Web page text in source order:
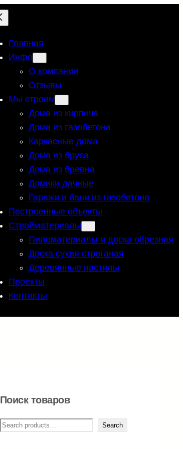
Главная
Инфо
О компании
Отзывы
Мы строим
Дома из кирпича
Дома из газобетона
Каркасные дома
Дома из бруса
Дома из бревна
Домики дачные
Гаражи и бани из газобетона
Построенные объекты
Стройматериалы
Пиломатериалы и доска обрезная
Доска сухая строганая
Деревянные настилы
Проекты
Контакты
Поиск товаров
П
Search